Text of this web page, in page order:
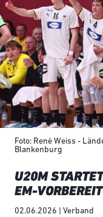
Foto: Renè Weiss -
Blankenburg
U20M
M-
02.06.2026 | Verband